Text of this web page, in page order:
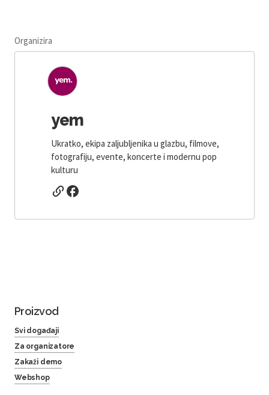
Organizira
yem
Ukratko, ekipa zaljubljenika u glazbu, filmove,
fotografiju, evente, koncerte i modernu pop
kulturu
Proizvod
Svi događaji
Za organizatore
Zakaži demo
Webshop